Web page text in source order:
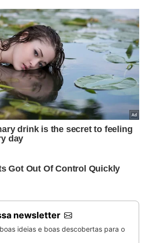
história.
and mechanisms of convergent
in non-avian theropod dinosaurs
| The Royal Society
newsletter
ideias e boas descobertas para o